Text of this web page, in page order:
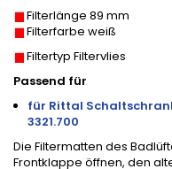
Filterlänge 89 mm
Filterfarbe weiß
Filtertyp Filtervlies
Passend für
für Rittal
3321.700
Die Filtermatten des
Frontklappe öffnen, den